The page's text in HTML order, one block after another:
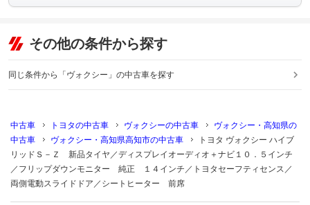
その他の条件から探す
同じ条件から「ヴォクシー」の中古車を探す
中古車 トヨタの中古車 ヴォクシーの中古車
ヴォクシー・高知県の
中古車
ヴォクシー・高知県高知市の中古車
トヨタ ヴォクシー ハイブ
リッドＳ－Ｚ 新品タイヤ／ディスプレイオーディオ＋ナビ１０．５インチ
／フリップダウンモニター 純正 １４インチ／トヨタセーフティセンス／
両側電動スライドドア／シートヒーター 前席